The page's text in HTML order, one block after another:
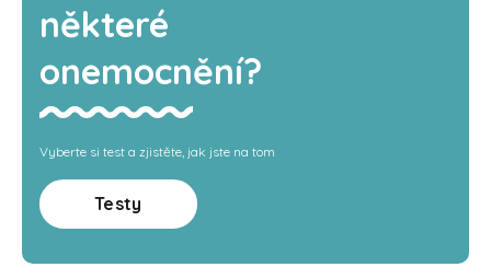
některé
onemocnění?
Vyberte si test a zjistěte, jak jste na tom
Testy